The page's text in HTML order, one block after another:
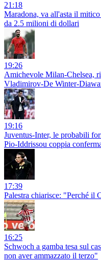
21:18
Maradona, va all'asta il
da 2.5 milioni di dollari
19:26
Amichevole Milan-Chelsea,
Vladimirov-De Winter-
19:16
Juventus-Inter, le probabili
Pio-Iddrissou coppia
17:39
Palestra chiarisce: "Perché il
16:25
Schwoch a gamba tesa sul
non aver ammazzato il terzo"